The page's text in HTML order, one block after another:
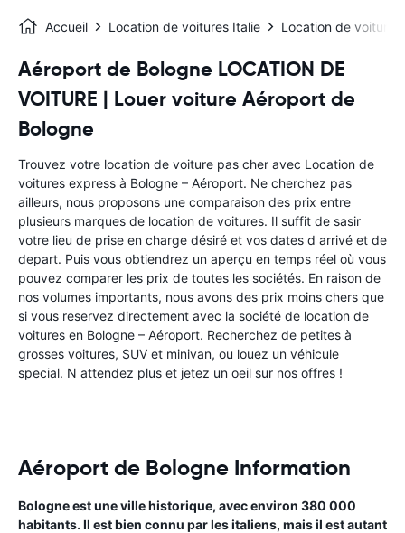
Accueil Location de voitures Italie Location de voitures
Aéroport de Bologne LOCATION DE
VOITURE | Louer voiture Aéroport de
Bologne
Trouvez votre location de voiture pas cher avec Location de
voitures express à Bologne – Aéroport. Ne cherchez pas
ailleurs, nous proposons une comparaison des prix entre
plusieurs marques de location de voitures. Il suffit de sasir
votre lieu de prise en charge désiré et vos dates d arrivé et de
depart. Puis vous obtiendrez un aperçu en temps réel où vous
pouvez comparer les prix de toutes les sociétés. En raison de
nos volumes importants, nous avons des prix moins chers que
si vous reservez directement avec la société de location de
voitures en Bologne – Aéroport. Recherchez de petites à
grosses voitures, SUV et minivan, ou louez un véhicule
special. N attendez plus et jetez un oeil sur nos offres !
Aéroport de Bologne Information
Bologneest une ville historique, avec environ 380 000
habitants. Il est bien connu par les italiens, mais il est autant